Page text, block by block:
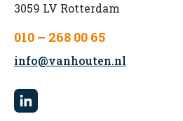
3059 LV Rotterdam
010 – 268 00 65
info@vanhouten.nl